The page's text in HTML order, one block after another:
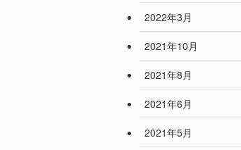
2022年3月
2021年10月
2021年8月
2021年6月
2021年5月